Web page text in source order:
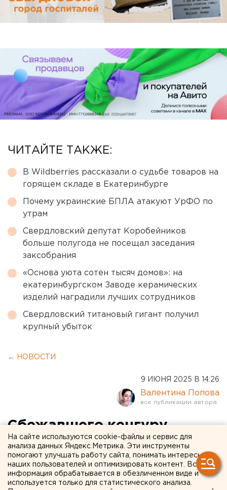
ЧИТАЙТЕ ТАКЖЕ:
В Wildberries рассказали о судьбе товаров на
горящем складе в Екатеринбурге
Почему украинские БПЛА атакуют УрФО по
утрам
Свердловский депутат Коробейников
больше полугода не посещал заседания
заксобрания
«Основа уюта сотен тысяч домов»: на
екатеринбургском Заводе керамических
изделий наградили лучших сотрудников
Свердловский титановый гигант получил
крупный убыток
← НОВОСТИ
9 ИЮНЯ 2025 В 14:26
Валентина Попова
Сбежавшего кенгуру
разыскивают в российском
природном парке
Кенгуру сбежал из природного парка в России
На сайте используются cookie-файлы и сервис для
анализа данных Яндекс.Метрика. Эти инструменты
помогают улучшать работу сайта, понимать интересы
наших пользователей и оптимизировать контент. Вся
информация обрабатывается в обезличенном виде и
используется только для статистического анализа.